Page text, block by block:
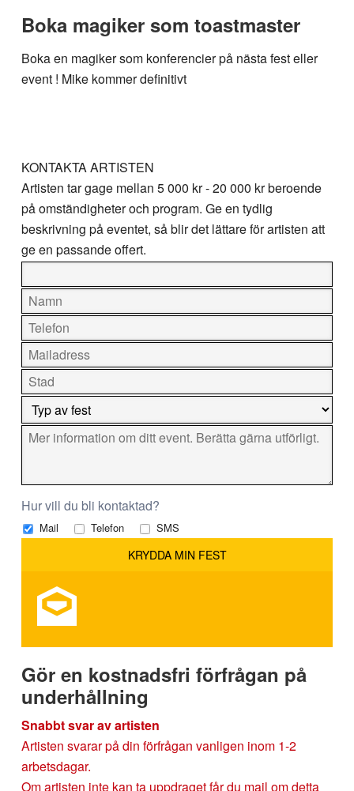
Boka magiker som toastmaster
Boka en magiker som konferencier på nästa fest eller
event ! Mike kommer definitivt
KONTAKTA ARTISTEN
Artisten tar gage mellan 5 000 kr - 20 000 krberoende
på omständigheter och program. Ge en tydlig
beskrivning på eventet, så blir det lättare för artisten att
ge en passande offert.
Hur vill du bli kontaktad?
Mail Telefon SMS
Gör en kostnadsfri förfrågan på
underhållning
Snabbt svar av artisten
Artisten svarar på din förfrågan vanligen inom 1-2
arbetsdagar.
Om artisten inte kan ta uppdraget får du mail om detta